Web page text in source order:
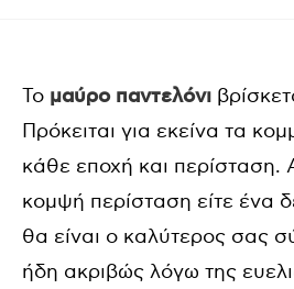
Το μαύρο παντελόνι
Πρόκειται για εκείνα τα
κάθε εποχή και περίσταση.
κομψή περίσταση είτε ένα
θα είναι ο καλύτερος σας
ήδη ακριβώς λόγω της